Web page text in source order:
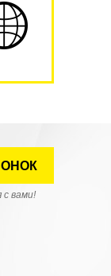
вами!